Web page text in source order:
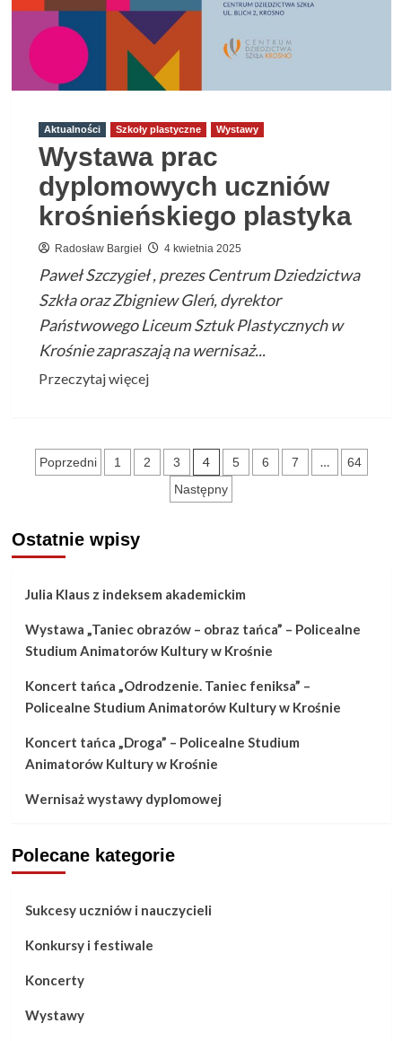
nauczycieli
instrumentów
smyczkowych
szkół
I
Regionu
Podkarpackiego
–
13.05.2025
Aktualności Szkoły plastyczne Wystawy
Wystawa prac
dyplomowych uczniów
krośnieńskiego plastyka
Radosław Bargieł 4 kwietnia 2025
Paweł Szczygieł , prezes Centrum Dziedzictwa
Szkła oraz Zbigniew Gleń, dyrektor
Państwowego Liceum Sztuk Plastycznych w
Krośnie zapraszają na wernisaż...
Przeczytaj więcejPrzeczytaj
Wystawa
prac
dyplomowych
Stronicowanie
Poprzedni 1 2 3 4 5 6 7 …
64
Następny
Ostatnie wpisy
Julia Klaus z indeksem akademickim
Wystawa „Taniec obrazów – obraz tańca” – Policealne
Studium Animatorów Kultury w Krośnie
Koncert tańca „Odrodzenie. Taniec feniksa” –
Policealne Studium Animatorów Kultury w Krośnie
Koncert tańca „Droga” – Policealne Studium
Animatorów Kultury w Krośnie
Wernisaż wystawy dyplomowej
Polecane kategorie
Sukcesy uczniów i nauczycieli
Konkursy i festiwale
Koncerty
Wystawy